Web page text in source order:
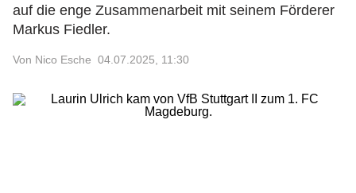
auf die enge Zusammenarbeit mit seinem Förderer
Markus Fiedler.
Von Nico Esche 04.07.2025, 11:30